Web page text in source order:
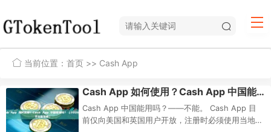
当前位置： 首页 >> Cash App
Cash App 如何使用？Cash App 中国能用吗？（2026 新手完整指南）
Cash App 中国能用吗？——不能。 Cash App 目
前仅向美国和英国用户开放，注册时必须使用当地